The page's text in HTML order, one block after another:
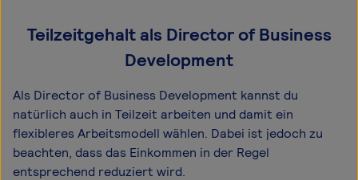
Teilzeitgehalt als Director of Business
Development
Als Director of Business Development kannst du
natürlich auch in Teilzeit arbeiten und damit ein
flexibleres Arbeitsmodell wählen. Dabei ist jedoch zu
beachten, dass das Einkommen in der Regel
entsprechend reduziert wird.